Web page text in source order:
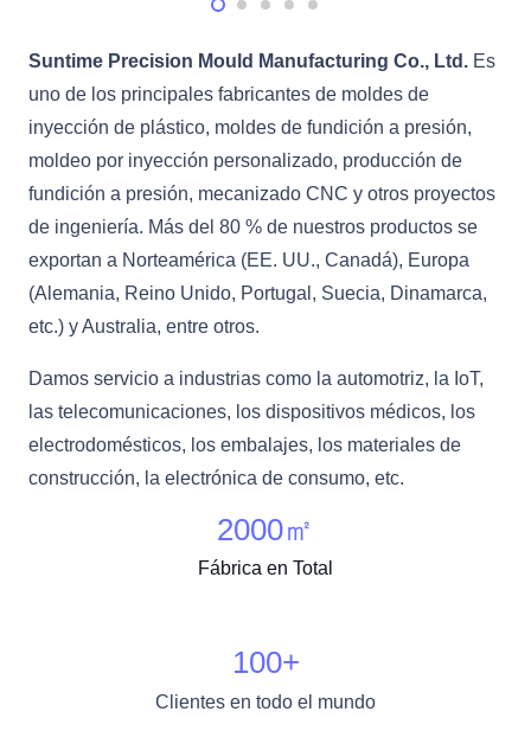
Suntime Precision Mould Manufacturing Co., Ltd. Es
uno de los principales fabricantes de moldes de
inyección de plástico, moldes de fundición a presión,
moldeo por inyección personalizado, producción de
fundición a presión, mecanizado CNC y otros proyectos
de ingeniería. Más del 80 % de nuestros productos se
exportan a Norteamérica (EE. UU., Canadá), Europa
(Alemania, Reino Unido, Portugal, Suecia, Dinamarca,
etc.) y Australia, entre otros.
Damos servicio a industrias como la automotriz, la IoT,
las telecomunicaciones, los dispositivos médicos, los
electrodomésticos, los embalajes, los materiales de
construcción, la electrónica de consumo, etc.
2000㎡
Fábrica en Total
100+
Clientes en todo el mundo